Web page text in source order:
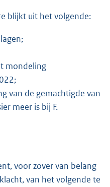
blijkt uit het volgende:
mondeling
van de gemachtigde van
meer is bij F.
voor zover van belang
van het volgende te